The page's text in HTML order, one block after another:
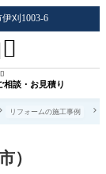
刈1003-6

相談・お見積り

リフォームの施工事例
）